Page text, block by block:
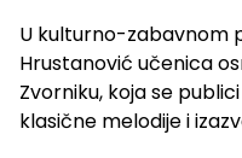
U kulturno-zabavnom
Hrustanović učenica
Zvorniku, koja se
klasične melodije i